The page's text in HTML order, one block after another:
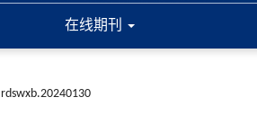
在线期刊